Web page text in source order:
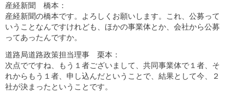
産経新聞 橋本：
産経新聞の橋本です。よろしくお願いします。これ、公募って
いうことなんですけれども、ほかの事業体とか、会社から公募
ってあったんですか。
道路局道路政策担当理事 栗本：
次点でですね、もう１者ございまして、共同事業体で１者、そ
れからもう１者、申し込んだということで、結果として今、２
社が決まったということです。